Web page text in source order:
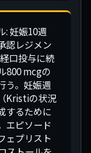
: 妊娠10週
認レジメン
口投与に続
800 mcgの
う。妊娠週
Kristiの状況
するために
エピソード
ェプリスト